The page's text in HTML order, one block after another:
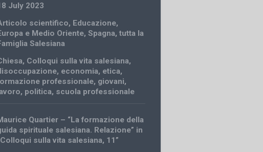
July 2023
scientifico, Educazione,
e Medio Oriente,Spagna,tutta la
Salesiana
, Colloqui sulla vita salesiana,
, economia, etica,
professionale, giovani,
, politica, scuola professionale
Quartier – “La formazione della
spirituale salesiana. Relazione” in
sulla vita salesiana, 11”